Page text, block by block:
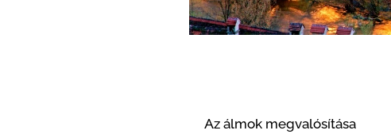
Az álmok megvalósítása